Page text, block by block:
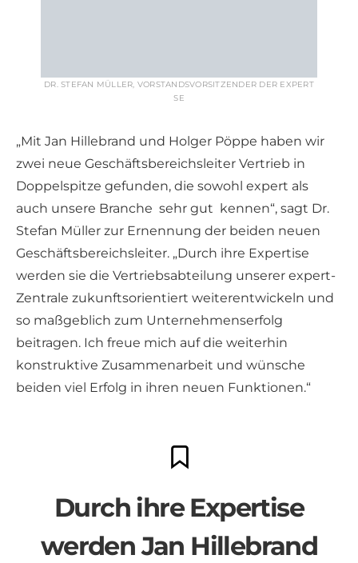
DR. STEFAN MÜLLER, VORSTANDSVORSITZENDER DER EXPERT
SE
„Mit Jan Hillebrand und Holger Pöppe haben wir
zwei neue Geschäftsbereichsleiter Vertrieb in
Doppelspitze gefunden, die sowohl expert als
auch unsere Branche sehr gut kennen“, sagt Dr.
Stefan Müller zur Ernennung der beiden neuen
Geschäftsbereichsleiter. „Durch ihre Expertise
werden sie die Vertriebsabteilung unserer expert-
Zentrale zukunftsorientiert weiterentwickeln und
so maßgeblich zum Unternehmenserfolg
beitragen. Ich freue mich auf die weiterhin
konstruktive Zusammenarbeit und wünsche
beiden viel Erfolg in ihren neuen Funktionen.“
Durch ihre Expertise
werden Jan Hillebrand